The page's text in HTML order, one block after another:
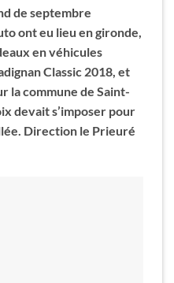
de septembre
ont eu lieu en gironde,
en véhicules
Classic 2018, et
la commune de Saint-
devait s’imposer pour
Direction le Prieuré